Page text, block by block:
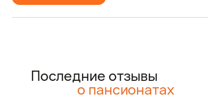
Последние отзывы
о пансионатах